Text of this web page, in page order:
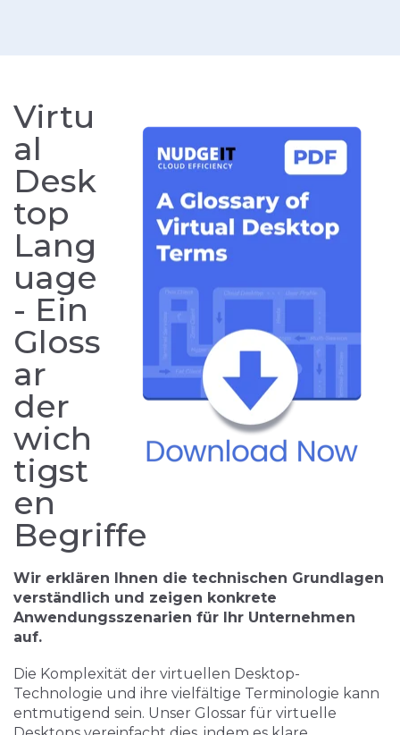
Virtu
al
Desk
top
Lang
uage
- Ein
Gloss
ar
der
wich
tigst
en
Begriffe
Wir erklären Ihnen die technischen Grundlagen
verständlich und zeigen konkrete
Anwendungsszenarien für Ihr Unternehmen
auf.
Die Komplexität der virtuellen Desktop-
Technologie und ihre vielfältige Terminologie kann
entmutigend sein. Unser Glossar für virtuelle